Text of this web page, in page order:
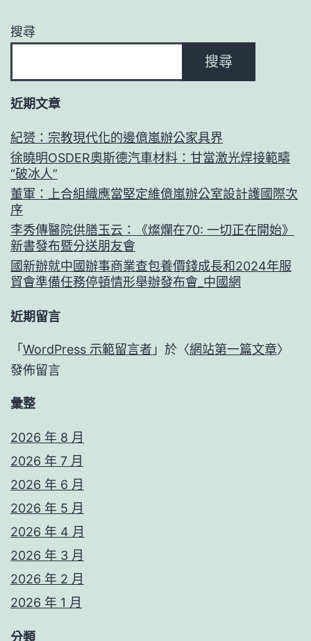
搜尋
搜尋
近期文章
紀赟：宗教現代化的邊億嵐辦公家具界
徐曉明OSDER奧斯德汽車材料：甘當激光焊接範疇
“破冰人”
董軍：上合組織應當堅定維億嵐辦公室設計護國際次
序
李秀傳醫院供膳玉云：《燦爛在70: 一切正在開始》
新書發布暨分送朋友會
國新辦就中國辦事商業查包養價錢成長和2024年服
貿會準備任務停頓情形舉辦發布會_中國網
近期留言
「 WordPress 示範留言者 」於〈網站第一篇文章〉
發佈留言
彙整
2026 年 8 月
2026 年 7 月
2026 年 6 月
2026 年 5 月
2026 年 4 月
2026 年 3 月
2026 年 2 月
2026 年 1 月
分類